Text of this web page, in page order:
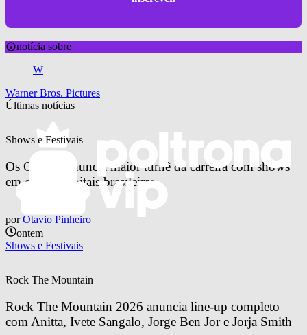
notícia sobre
W
Warner Bros. Pictures
Últimas notícias
Shows e Festivais
Os Garotin anuncia maior turnê da carreira com shows
em quatro capitais brasileiras
por Otavio Pinheiro
ontem
Shows e Festivais
Rock The Mountain
Rock The Mountain 2026 anuncia line-up completo
com Anitta, Ivete Sangalo, Jorge Ben Jor e Jorja Smith